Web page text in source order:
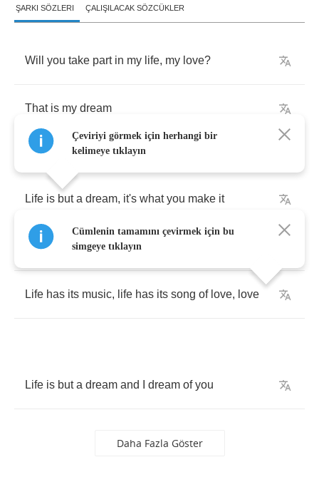
ŞARKI SÖZLERI ÇALIŞILACAK SÖZCÜKLER
Will you take part in my life, my love?
That is my dream
Life is but a dream, it's what you make it
Always try to give,don't
Life has its music, life has its song of love, love
Life is but a dream and dream of you
Daha Fazla Göster
Çeviriyi görmek için herhangi bir
kelimeye tıklayın
Cümlenin tamamını çevirmek için bu
simgeye tıklayın